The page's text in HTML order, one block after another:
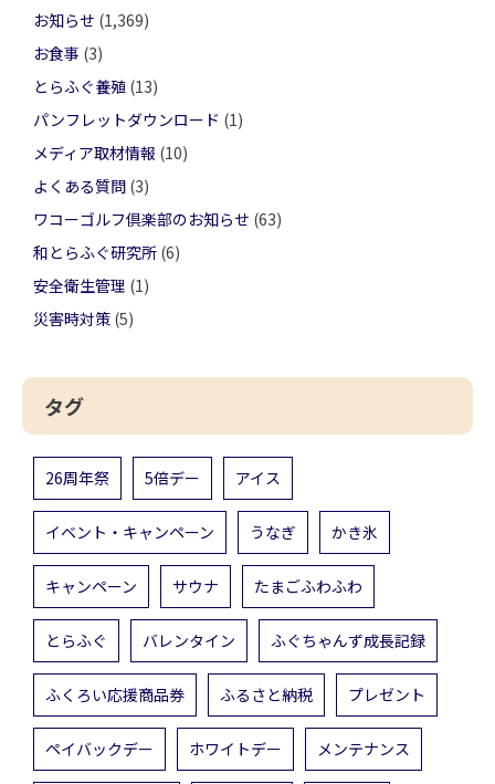
お知らせ (1,369)
お食事 (3)
とらふぐ養殖 (13)
パンフレットダウンロード (1)
メディア取材情報 (10)
よくある質問 (3)
ワコーゴルフ倶楽部のお知らせ (63)
和とらふぐ研究所 (6)
安全衛生管理 (1)
災害時対策 (5)
タグ
26周年祭 5倍デー アイス
イベント・キャンペーン うなぎ かき氷
キャンペーン サウナ たまごふわふわ
とらふぐ バレンタイン ふぐちゃんず成長記録
ふくろい応援商品券 ふるさと納税 プレゼント
ペイバックデー ホワイトデー メンテナンス